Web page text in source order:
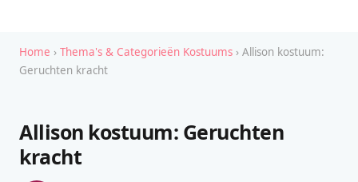
Home › Thema's & Categorieën Kostuums › Allison kostuum:
Geruchten kracht
Allison kostuum: Geruchten
kracht